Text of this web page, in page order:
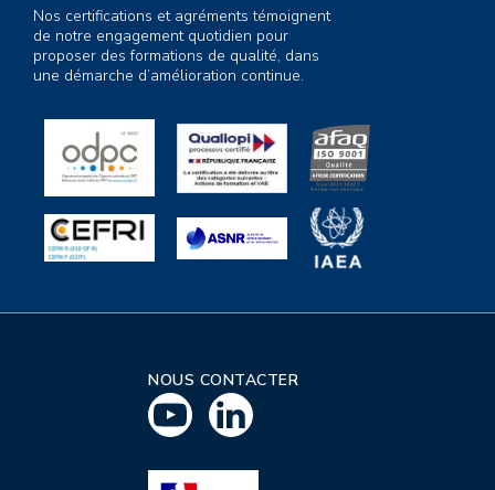
Nos certifications et agréments témoignent
de notre engagement quotidien pour
proposer des formations de qualité, dans
une démarche d’amélioration continue.
NOUS CONTACTER